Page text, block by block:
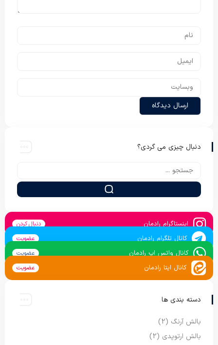
دنبال چیزی می گردی؟
اینستاگرام رادمان دنبال کردن
کانال تلگرام رادمان عضویت
کانال واتس اپ رادمان عضویت
کانال ایتا رادمان عضویت
دسته بندی ها
بالش آرنگ (2)
بالش ارتوپدی (2)